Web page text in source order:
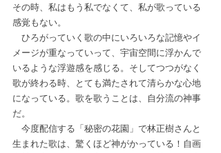
その時、私はもう私でなくて、私が歌っている
感覚もない。
ひろがっていく歌の中にいろいろな記憶やイ
メージが重なっていって、宇宙空間に浮かんで
いるような浮遊感を感じる。そしてつつがなく
歌が終わる時、とても満たされて清らかな心地
になっている。歌を歌うことは、自分流の神事
だ。
今度配信する「秘密の花園」で林正樹さんと
生まれた歌は、驚くほど神がかっている！自画